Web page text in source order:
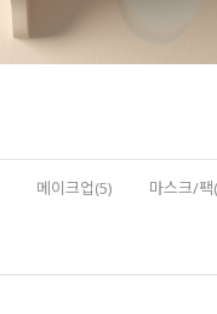
메이크업(5) 마스크/팩